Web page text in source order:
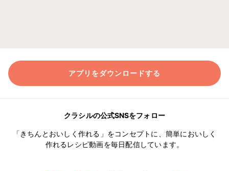
アプリをダウンロードする
クラシルの公式SNSをフォロー
「きちんとおいしく作れる」をコンセプトに、簡単においしく
作れるレシピ動画を毎日配信しています。